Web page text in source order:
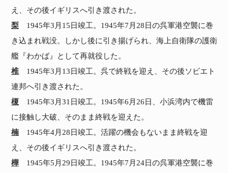
え、その後イギリスへ引き渡された。
梨1945年3月15日竣工。1945年7月28日の呉軍港空襲に巻
き込まれ戦没。しかし後に引き揚げられ、海上自衛隊の護衛
艦『わかば』として再就役した。
椎1945年3月13日竣工。呉で終戦を迎え、その後ソビエト
連邦へ引き渡された。
榎1945年3月31日竣工。1945年6月26日、小浜湾内で機雷
に接触し大破、そのまま終戦を迎えた。
楠1945年4月28日竣工。活躍の機会もないまま終戦を迎
え、その後イギリスへ引き渡された。
樺1945年5月29日竣工。1945年7月24日の呉軍港空襲に巻